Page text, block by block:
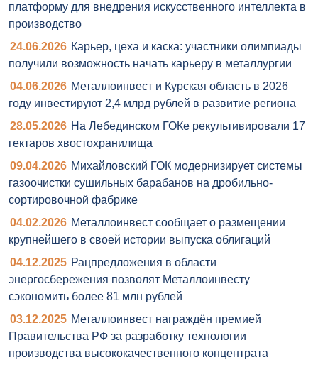
платформу для внедрения искусственного интеллекта в
производство
24.06.2026 Карьер, цеха и каска: участники олимпиады
получили возможность начать карьеру в металлургии
04.06.2026 Металлоинвест и Курская область в 2026
году инвестируют 2,4 млрд рублей в развитие региона
28.05.2026 На Лебединском ГОКе рекультивировали 17
гектаров хвостохранилища
09.04.2026 Михайловский ГОК модернизирует системы
газоочистки сушильных барабанов на дробильно-
сортировочной фабрике
04.02.2026 Металлоинвест сообщает о размещении
крупнейшего в своей истории выпуска облигаций
04.12.2025 Рацпредложения в области
энергосбережения позволят Металлоинвесту
сэкономить более 81 млн рублей
03.12.2025 Металлоинвест награждён премией
Правительства РФ за разработку технологии
производства высококачественного концентрата